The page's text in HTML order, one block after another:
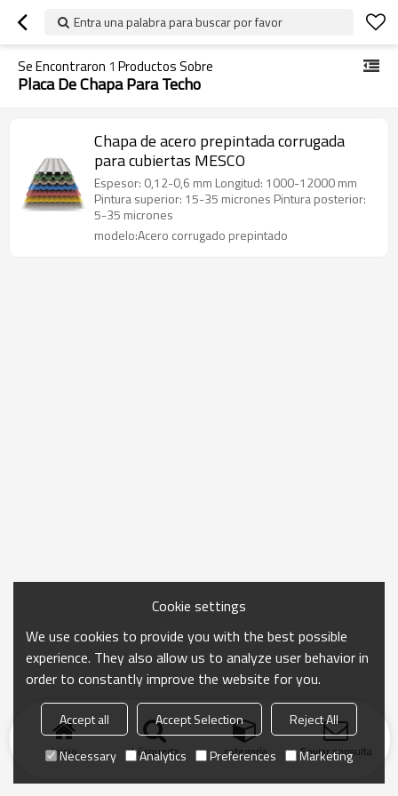
Entra una palabra para buscar por favor
Se Encontraron 1 Productos Sobre
Placa De Chapa Para Techo
Chapa de acero prepintada corrugada
para cubiertas MESCO
Espesor: 0,12-0,6 mm Longitud: 1000-12000 mm
Pintura superior: 15-35 micrones Pintura posterior:
5-35 micrones
modelo:Acero corrugado prepintado
Inicio búsqueda categoría Enviar consulta
Cookie settings
We use cookies to provide you with the best possible
experience. They also allow us to analyze user behavior in
order to constantly improve the website for you.
Accept all Accept Selection
Reject All
Necessary
Analytics Preferences Marketing